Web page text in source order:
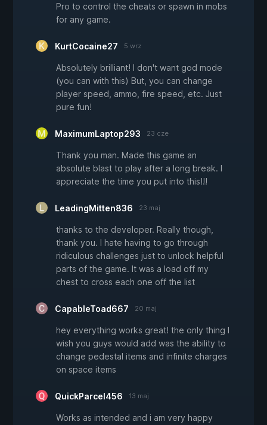
Pro to control the cheats or spawn in mobs
for any game.
KurtCocaine27 5 wrz
Absolutely brilliant! I don't want god mode
(you can with this) But, you can change
player speed, ammo, fire speed, etc. Just
pure fun!
MaximumLaptop293 23 cze
Thank you man. Made this game an
absolute blast to play after a long break. I
appreciate the time you put into this!!!
LeadingMitten836 23 maj
thanks to the developer. Really though,
thank you. I hate having to go through
ridiculous challenges just to unlock helpful
parts of the game. It was a load off my
chest to cross each one off the list
CapableToad667 20 maj
hey everything works great! the only thing I
wish you guys would add was the ability to
change pedestal items and infinite charges
on space items
QuickParcel456 13 maj
Works as intended and i am very happy